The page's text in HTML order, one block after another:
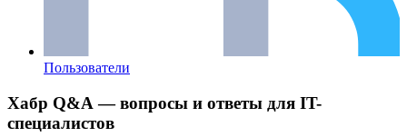
Пользователи
Хабр Q&A — вопросы и ответы для IT-
специалистов